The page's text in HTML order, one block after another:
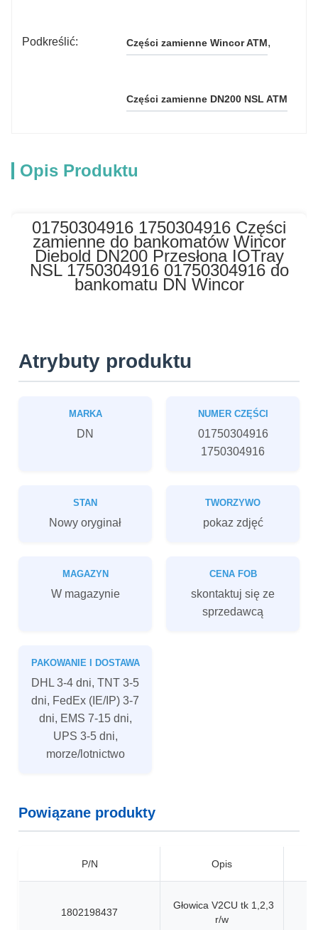
Podkreślić: Części zamienne Wincor ATM,
Części zamienne DN200 NSL ATM
Opis Produktu
01750304916 1750304916 Części
zamienne do bankomatów Wincor
Diebold DN200 Przesłona IOTray
NSL 1750304916 01750304916 do
bankomatu DN Wincor
Atrybuty produktu
MARKA
DN
NUMER CZĘŚCI
01750304916
1750304916
STAN
Nowy oryginał
TWORZYWO
pokaz zdjęć
MAGAZYN
W magazynie
CENA FOB
skontaktuj się ze
sprzedawcą
PAKOWANIE I DOSTAWA
DHL 3-4 dni, TNT 3-5
dni, FedEx (IE/IP) 3-7
dni, EMS 7-15 dni,
UPS 3-5 dni,
morze/lotnictwo
Powiązane produkty
P/N Opis
1802198437
Głowica V2CU tk 1,2,3
r/w